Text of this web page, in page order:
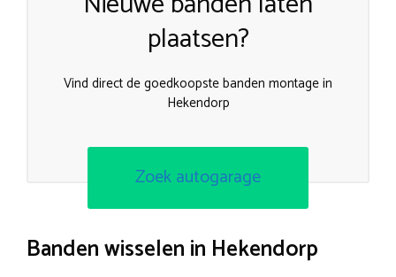
plaatsen?
Vind direct de goedkoopste banden montage in
Hekendorp
Zoek autogarage
Banden wisselen in Hekendorp